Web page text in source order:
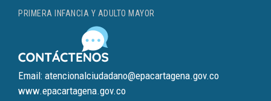
PRIMERA INFANCIA Y ADULTO MAYOR
Email: atencionalciudadano@epacartagena.gov.co
www.epacartagena.gov.co